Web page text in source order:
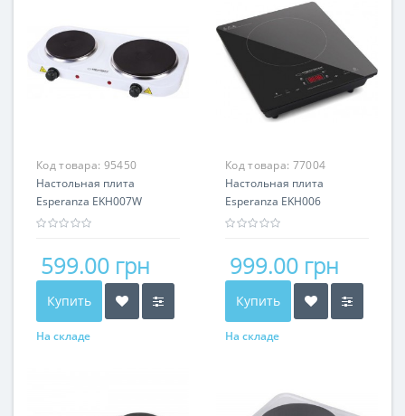
Код товара: 95450
Настольная плита
Esperanza EKH007W
599.00 грн
Купить
На складе
Код товара: 77004
Настольная плита
Esperanza EKH006
999.00 грн
Купить
На складе